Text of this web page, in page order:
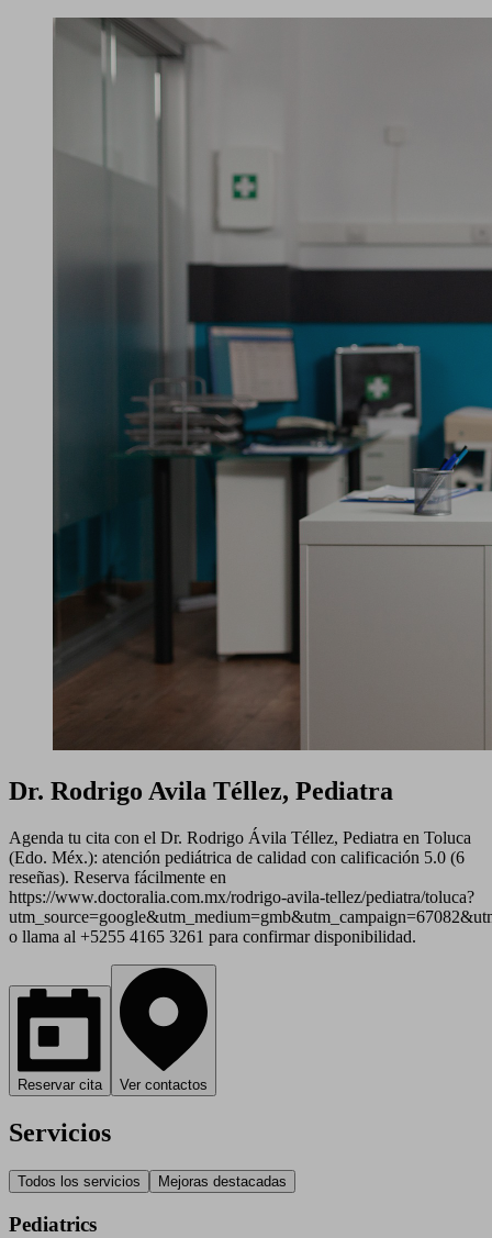
Dr. Rodrigo Avila Téllez, Pediatra
Agenda tu cita con el Dr. Rodrigo Ávila Téllez, Pediatra en Toluca
(Edo. Méx.): atención pediátrica de calidad con calificación 5.0 (6
reseñas). Reserva fácilmente en
https://www.doctoralia.com.mx/rodrigo-avila-tellez/pediatra/toluca?
o llama al +5255 4165 3261 para confirmar disponibilidad.
Reservar cita Ver contactos
Servicios
Todos los servicios Mejoras destacadas
Pediatrics